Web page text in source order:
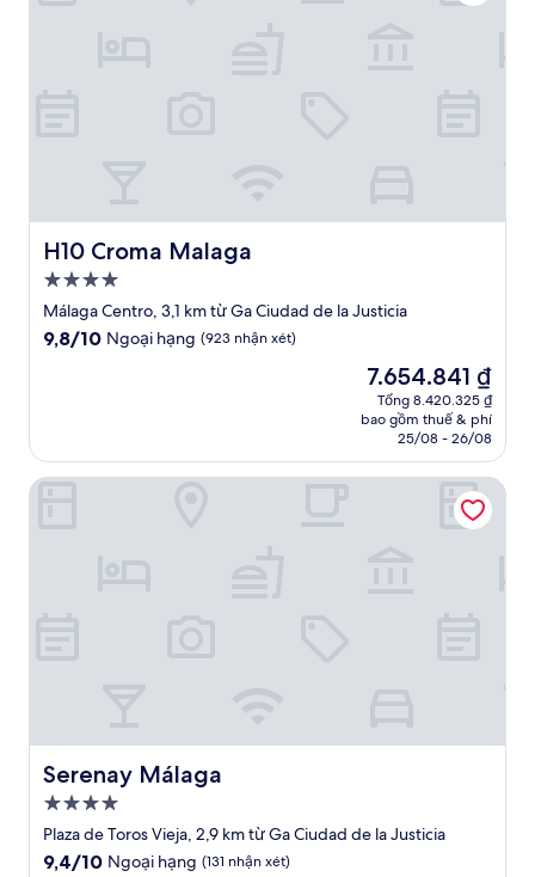
H10 Croma Malaga
H10 Croma Malaga
Nơi
lưu
trú
Málaga Centro, 3,1 km từ Ga Ciudad de la Justicia
9.8
nhận
xét)
9,8/10 Ngoại hạng (923 nhận xét)
Giá
hiện
tại
7.654.841 ₫
7.654.841 ₫
Tổng 8.420.325 ₫
bao gồm thuế & phí
25/08 - 26/08
Serenay Málaga
Serenay Málaga
Nơi
lưu
trú
Plaza de Toros Vieja, 2,9 km từ Ga Ciudad de la Justicia
9.4
9,4/10 Ngoại hạng (131 nhận xét)
Serenay Málaga